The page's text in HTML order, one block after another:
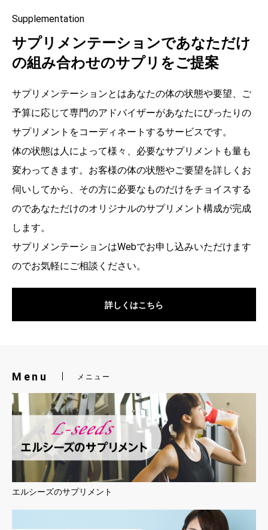
Supplementation
サプリメンテーションであなただけ
の組み合わせのサプリをご提案
サプリメンテーションとはあなたの体の状態や要望、ご
予算に応じて専門のアドバイザーがあなたにぴったりの
サプリメントをコーディネートするサービスです。
体の状態は人によって様々、必要なサプリメントも量も
変わってきます。お客様の体の状態やご要望を詳しくお
伺いしてから、その方に必要なものだけをチョイスする
のであなただけのオリジナルのサプリメント構成が完成
します。
サプリメンテーションはWebでお申し込みいただけます
のでお気軽にご相談ください。
詳しくはこちら
Menu メニュー
エルシーズのサプリメント